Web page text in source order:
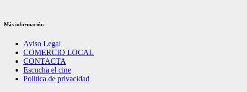
Más información
Aviso Legal
COMERCIO LOCAL
CONTACTA
Escucha el cine
Politica de privacidad